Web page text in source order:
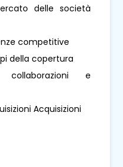
delle società
competitive
della copertura
collaborazioni e
Acquisizioni